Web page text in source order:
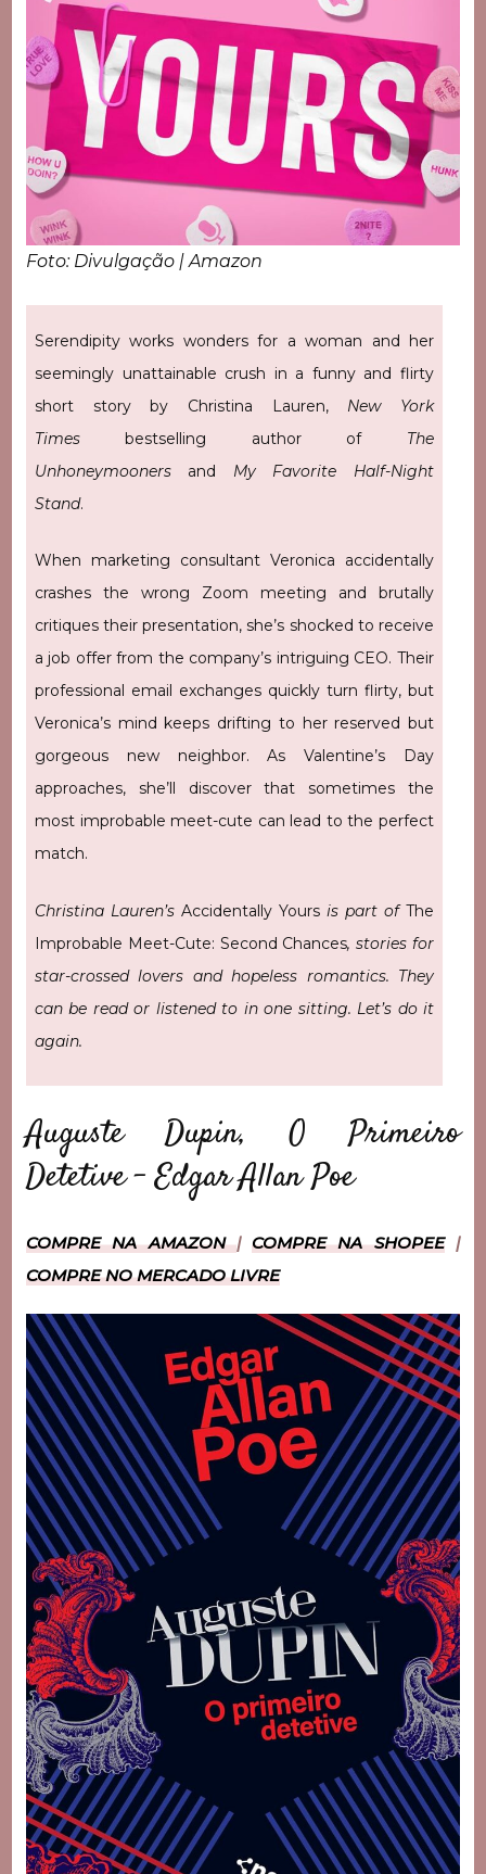
Foto: Divulgação | Amazon
Serendipity works wonders for a woman and her
seemingly unattainable crush in a funny and flirty
short story by Christina Lauren, New York
Timesbestselling author of The
Unhoneymoonersand My Favorite Half-Night
Stand.
When marketing consultant Veronica accidentally
crashes the wrong Zoom meeting and brutally
critiques their presentation, she’s shocked to receive
a job offer from the company’s intriguing CEO. Their
professional email exchanges quickly turn flirty, but
Veronica’s mind keeps drifting to her reserved but
gorgeous new neighbor. As Valentine’s Day
approaches, she’ll discover that sometimes the
most improbable meet-cute can lead to the perfect
match.
Christina Lauren’s Accidentally Yours is part ofThe
Improbable Meet-Cute: Second Chances, stories for
star-crossed lovers and hopeless romantics. They
can be read or listened to in one sitting. Let’s do it
again.
Auguste Dupin, O Primeiro
Detetive – Edgar Allan Poe
COMPRE NA AMAZON|COMPRE NA SHOPEE|
COMPRE NO MERCADO LIVRE